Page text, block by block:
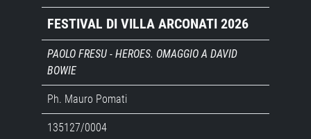
FESTIVAL DI VILLA ARCONATI 2026
PAOLO FRESU - HEROES. OMAGGIO A DAVID
BOWIE
Ph. Mauro Pomati
135127/0004